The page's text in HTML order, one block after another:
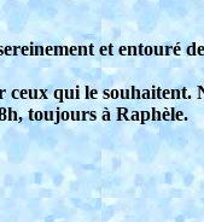
et entouré
qui le souhaitent.
toujours à Raphèle.